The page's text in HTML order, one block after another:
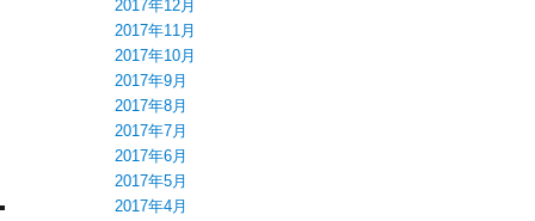
2017年12月
2017年11月
2017年10月
2017年9月
2017年8月
2017年7月
2017年6月
2017年5月
2017年4月